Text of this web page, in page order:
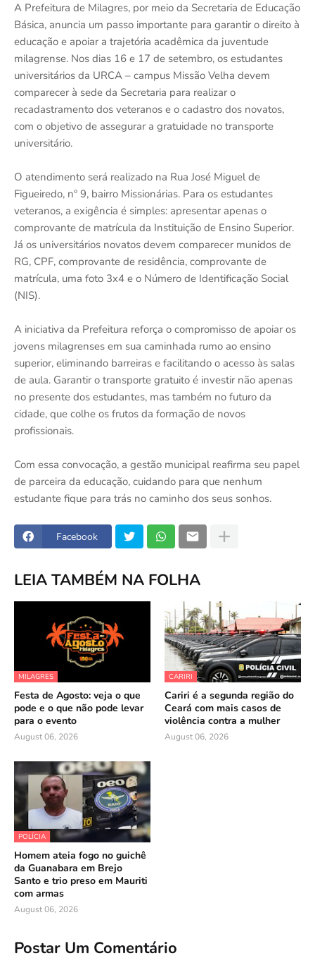
A Prefeitura de Milagres, por meio da Secretaria de Educação
Básica, anuncia um passo importante para garantir o direito à
educação e apoiar a trajetória acadêmica da juventude
milagrense. Nos dias 16 e 17 de setembro, os estudantes
universitários da URCA – campus Missão Velha devem
comparecer à sede da Secretaria para realizar o
recadastramento dos veteranos e o cadastro dos novatos,
com o objetivo de assegurar a gratuidade no transporte
universitário.
O atendimento será realizado na Rua José Miguel de
Figueiredo, nº 9, bairro Missionárias. Para os estudantes
veteranos, a exigência é simples: apresentar apenas o
comprovante de matrícula da Instituição de Ensino Superior.
Já os universitários novatos devem comparecer munidos de
RG, CPF, comprovante de residência, comprovante de
matrícula, uma foto 3x4 e o Número de Identificação Social
(NIS).
A iniciativa da Prefeitura reforça o compromisso de apoiar os
jovens milagrenses em sua caminhada rumo ao ensino
superior, eliminando barreiras e facilitando o acesso às salas
de aula. Garantir o transporte gratuito é investir não apenas
no presente dos estudantes, mas também no futuro da
cidade, que colhe os frutos da formação de novos
profissionais.
Com essa convocação, a gestão municipal reafirma seu papel
de parceira da educação, cuidando para que nenhum
estudante fique para trás no caminho dos seus sonhos.
Facebook
LEIA TAMBÉM NA FOLHA
MILAGRES
Festa de Agosto: veja o que
pode e o que não pode levar
para o evento
August 06, 2026
CARIRI
Cariri é a segunda região do
Ceará com mais casos de
violência contra a mulher
August 06, 2026
POLÍCIA
Homem ateia fogo no guichê
da Guanabara em Brejo
Santo e trio preso em Mauriti
com armas
August 06, 2026
Postar Um Comentário